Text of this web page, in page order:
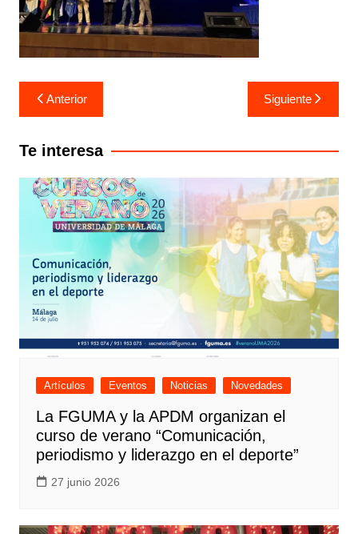
Anterior Siguiente
Te interesa
Artículos Eventos Noticias Novedades
La FGUMA y la APDM organizan el
curso de verano “Comunicación,
periodismo y liderazgo en el deporte”
27 junio 2026